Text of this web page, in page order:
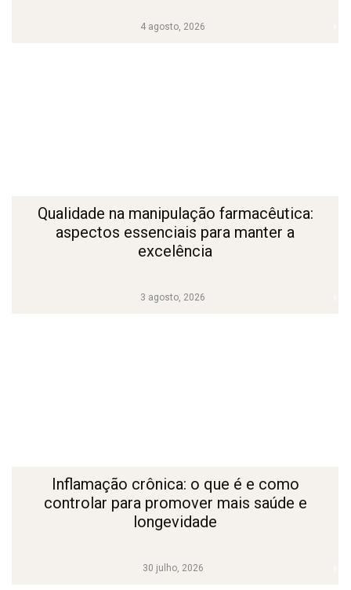
4 agosto, 2026
3 agosto, 2026
Qualidade na manipulação farmacêutica:
aspectos essenciais para manter a
excelência
30 julho, 2026
Inflamação crônica: o que é e como
controlar para promover mais saúde e
longevidade